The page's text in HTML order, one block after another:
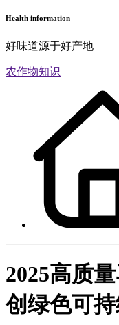
Health information
好味道源于好产地
农作物知识
2025高质
创绿色可